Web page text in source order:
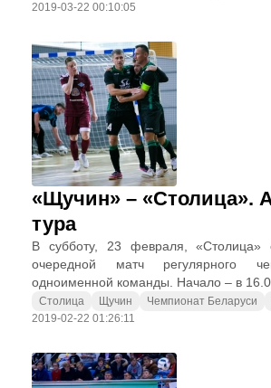
2019-03-22 00:10:05
«Щучин» – «Столица».
тура
В субботу, 23 февраля, «Столица»
очередной матч регулярного
одноименной команды. Начало – в
Столица Щучин Чемпионат Беларуси
2019-02-22 01:26:11